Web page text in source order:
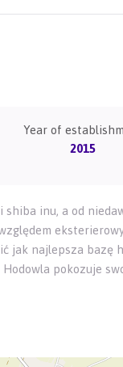
Year of
2015
inu, a od
najlepsza bazę
pokozuje